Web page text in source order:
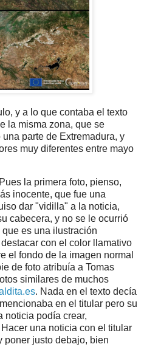
y a lo que contaba el texto
la misma zona, que se
parte de Extremadura, y
muy diferentes entre mayo
la primera foto, pienso,
inocente, que fue una
dar "vidilla" a la noticia,
cabecera, y no se le ocurrió
es una ilustración
con el color llamativo
el fondo de la imagen normal
de foto atribuía a Tomas
similares de muchos
. Nada en el texto decía
en el titular pero su
noticia podía crear,
una noticia con el titular
poner justo debajo, bien